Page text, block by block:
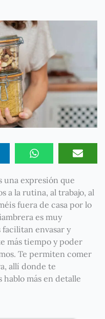
una expresión que
a la rutina, al trabajo, al
fuera de casa por lo
es muy
envasar y
más tiempo y poder
Te permiten comer
allí donde te
más en detalle